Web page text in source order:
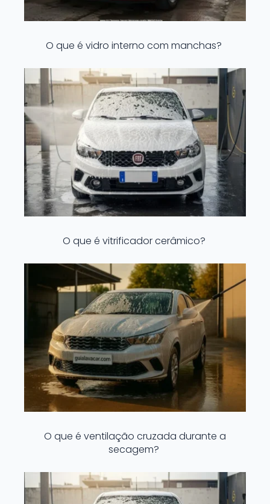
O que é vidro interno com manchas?
O que é vitrificador cerâmico?
O que é ventilação cruzada durante a
secagem?